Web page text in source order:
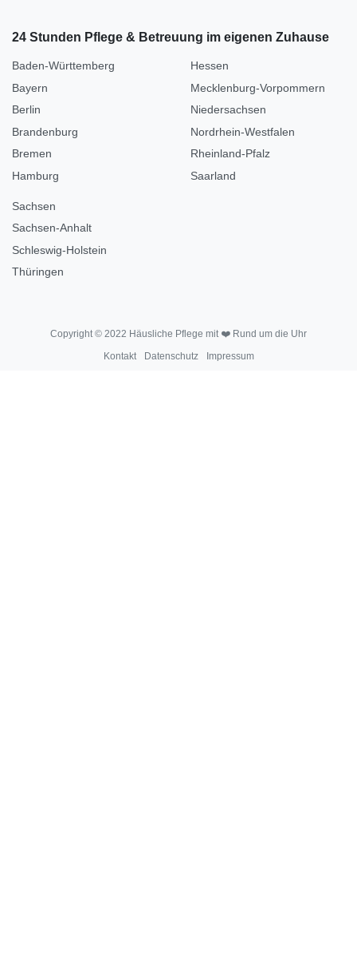
24 Stunden Pflege & Betreuung im eigenen Zuhause
Baden-Württemberg
Bayern
Berlin
Brandenburg
Bremen
Hamburg
Hessen
Mecklenburg-Vorpommern
Niedersachsen
Nordrhein-Westfalen
Rheinland-Pfalz
Saarland
Sachsen
Sachsen-Anhalt
Schleswig-Holstein
Thüringen
Copyright © 2022 Häusliche Pflege mit ❤️ Rund um die Uhr
Kontakt
Datenschutz Impressum